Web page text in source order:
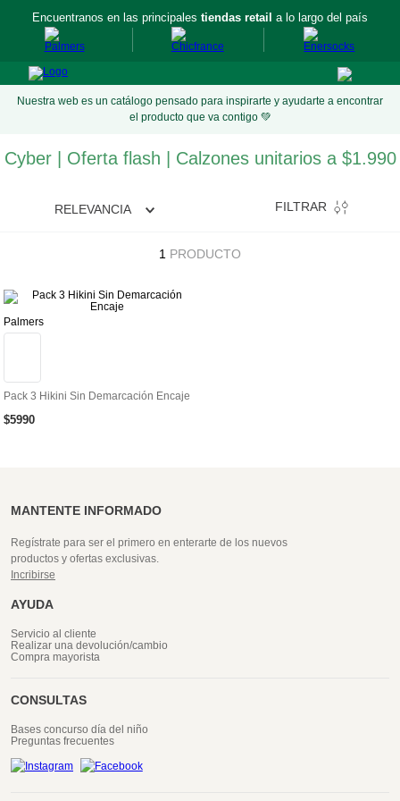
Encuentranos en las principales tiendas retail a lo largo del país
Nuestra web es un catálogo pensado para inspirarte y ayudarte a encontrar
el producto que va contigo 💚
Cyber | Oferta flash | Calzones unitarios a $1.990
RELEVANCIA FILTRAR
1 PRODUCTO
Palmers
Pack 3 Hikini Sin Demarcación Encaje
$5990
MANTENTE INFORMADO
Regístrate para ser el primero en enterarte de los nuevos
productos y ofertas exclusivas.
Incribirse
AYUDA
Servicio al cliente
Realizar una devolución/cambio
Compra mayorista
CONSULTAS
Bases concurso día del niño
Preguntas frecuentes